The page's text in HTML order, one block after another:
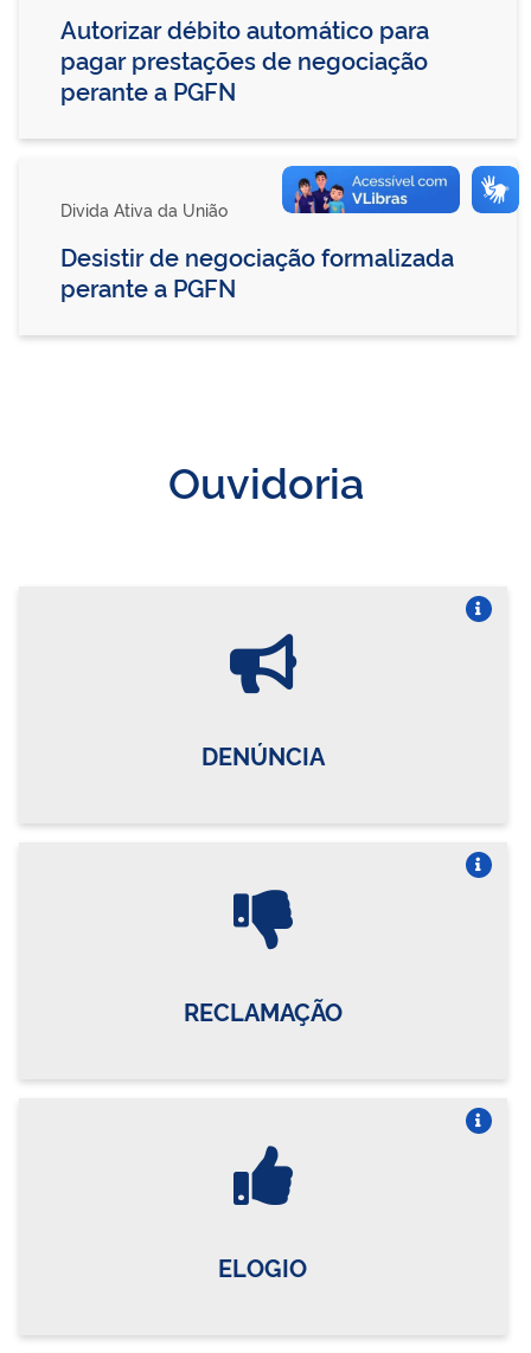
Autorizar débito automático para
pagar prestações de negociação
perante a PGFN
Divida Ativa da União
Desistir de negociação formalizada
perante a PGFN
Ouvidoria
DENÚNCIA
RECLAMAÇÃO
ELOGIO